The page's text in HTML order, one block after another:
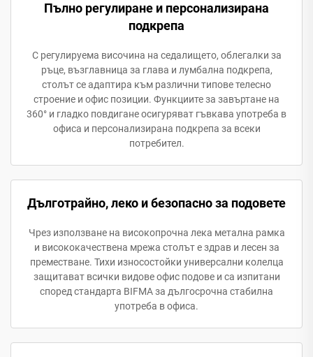
Пълно регулиране и персонализирана
подкрепа
С регулируема височина на седалището, облегалки за
ръце, възглавница за глава и лумбална подкрепа,
столът се адаптира към различни типове телесно
строение и офис позиции. Функциите за завъртане на
360° и гладко повдигане осигуряват гъвкава употреба в
офиса и персонализирана подкрепа за всеки
потребител.
Дълготрайно, леко и безопасно за подовете
Чрез използване на високопрочна лека метална рамка
и висококачествена мрежа столът е здрав и лесен за
преместване. Тихи износостойки универсални колелца
защитават всички видове офис подове и са изпитани
според стандарта BIFMA за дългосрочна стабилна
употреба в офиса.